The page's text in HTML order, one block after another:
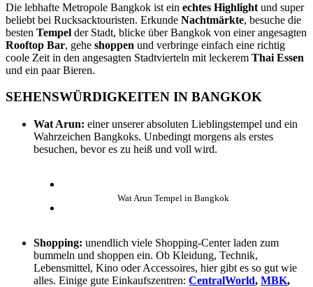
Die lebhafte Metropole Bangkok ist ein echtes Highlight und super
beliebt bei Rucksacktouristen. Erkunde Nachtmärkte, besuche die
besten Tempel der Stadt, blicke über Bangkok von einer angesagten
Rooftop Bar, gehe shoppen und verbringe einfach eine richtig
coole Zeit in den angesagten Stadtvierteln mit leckerem Thai Essen
und ein paar Bieren.
SEHENSWÜRDIGKEITEN IN BANGKOK
Wat Arun: einer unserer absoluten Lieblingstempel und ein
Wahrzeichen Bangkoks. Unbedingt morgens als erstes
besuchen, bevor es zu heiß und voll wird.
Wat Arun Tempel in Bangkok
Shopping: unendlich viele Shopping-Center laden zum
bummeln und shoppen ein. Ob Kleidung, Technik,
Lebensmittel, Kino oder Accessoires, hier gibt es so gut wie
alles. Einige gute Einkaufszentren: CentralWorld, MBK,